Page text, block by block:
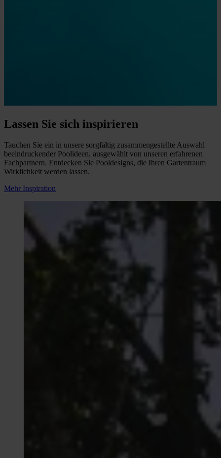
Lassen Sie sich inspirieren
Tauchen Sie ein in unsere sorgfältig zusammengestellte Auswahl
beeindruckender Poolideen, ausgewählt von unseren erfahrenen
Fachpartnern. Entdecken Sie Pooldesigns, die Ihren Gartentraum
Wirklichkeit werden lassen.
Mehr Inspiration